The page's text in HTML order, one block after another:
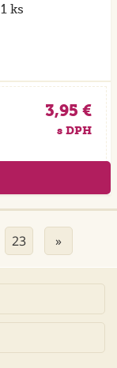
ks
3,95 €
s DPH
23 »